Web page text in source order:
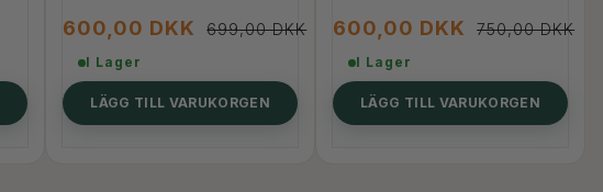
600,00 DKK 699,00 DKK
I Lager
LÄGG TILL VARUKORGEN
600,00 DKK 750,00 DKK
I Lager
LÄGG TILL VARUKORGEN